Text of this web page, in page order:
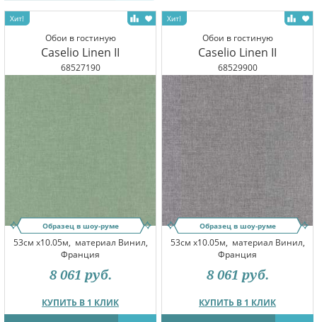
Обои в гостиную
Caselio Linen II
68527190
Образец в шоу-руме
53см x10.05м, материал Винил,
Франция
КУПИТЬ В 1 КЛИК
8 061 руб.
Обои в гостиную
Caselio Linen II
68529900
Образец в шоу-руме
53см x10.05м, материал Винил,
Франция
КУПИТЬ В 1 КЛИК
8 061 руб.